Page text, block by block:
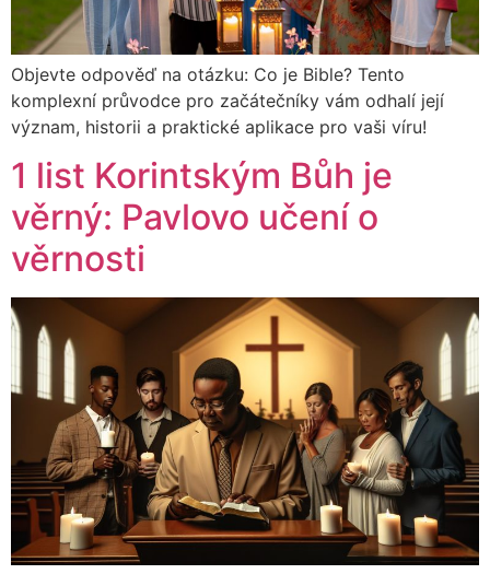
Objevte odpověď na otázku: Co je Bible? Tento
komplexní průvodce pro začátečníky vám odhalí její
význam, historii a praktické aplikace pro vaši víru!
1 list Korintským Bůh je
věrný: Pavlovo učení o
věrnosti